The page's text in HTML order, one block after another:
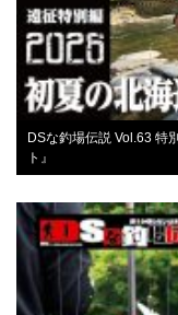
DSな釣場伝説 Vol.63 特
ト』